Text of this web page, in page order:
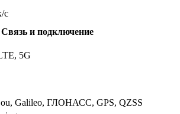
с
Связь и подключение
5G
Galileo, ГЛОНАСС, GPS, QZSS